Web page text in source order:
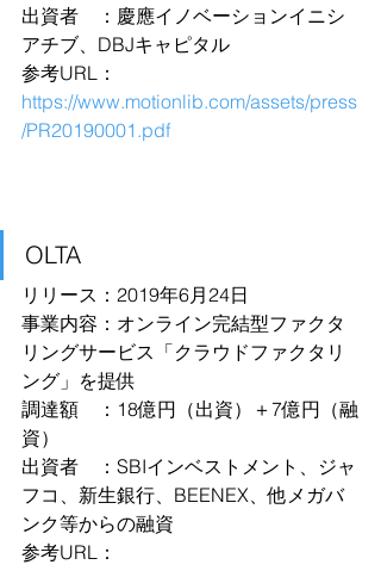
出資者　：慶應イノベーションイニシ
アチブ、DBJキャピタル
参考URL：
https://www.motionlib.com/assets/press
/PR20190001.pdf
OLTA
リリース：2019年6月24日
事業内容：オンライン完結型ファクタ
リングサービス「クラウドファクタリ
ング」を提供
調達額　：18億円（出資）＋7億円（融
資）
出資者　：SBIインベストメント、ジャ
フコ、新生銀行、BEENEX、他メガバ
ンク等からの融資
参考URL：